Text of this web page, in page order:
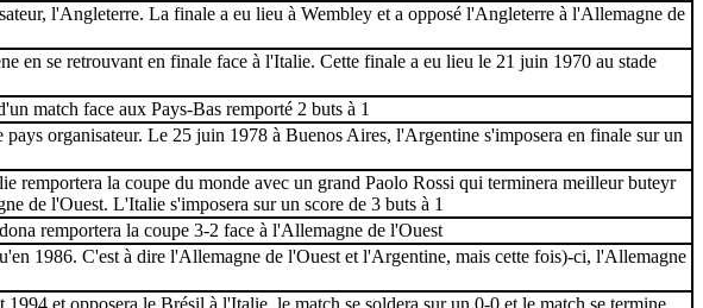
l'Angleterre. La finale a eu lieu à Wembley et a opposé l'Angleterre à l'Allemagne de
en se retrouvant en finale face à l'Italie. Cette finale a eu lieu le 21 juin 1970 au stade
match face aux Pays-Bas remporté 2 buts à 1
organisateur. Le 25 juin 1978 à Buenos Aires, l'Argentine s'imposera en finale sur un
remportera la coupe du monde avec un grand Paolo Rossi qui terminera meilleur buteyr
de l'Ouest. L'Italie s'imposera sur un score de 3 buts à 1
remportera la coupe 3-2 face à l'Allemagne de l'Ouest
1986. C'est à dire l'Allemagne de l'Ouest et l'Argentine, mais cette fois)-ci, l'Allemagne